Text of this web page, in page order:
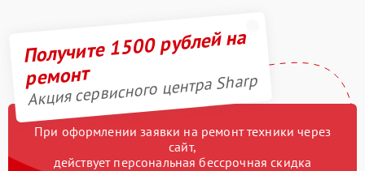
Получите 1500 рублей на
ремонт
Акция сервисного центра Sharp
При оформлении заявки на ремонт техники через
сайт,
действует персональная бессрочная скидка